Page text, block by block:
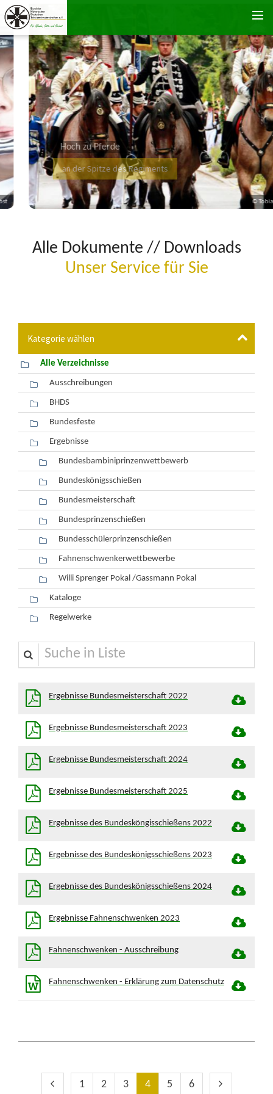
Zum Inhalt springen
© Tobias Herbst
Hoch zu Pferde
an der Spitze des Regiments
Alle Dokumente // Downloads
Unser Service für Sie
Suche in Liste
Ergebnisse Bundesmeisterschaft 2022
Ergebnisse Bundesmeisterschaft 2023
Ergebnisse Bundesmeisterschaft 2024
Ergebnisse Bundesmeisterschaft 2025
Ergebnisse des Bundesköngisschießens 2022
Ergebnisse des Bundeskönigsschießens 2023
Ergebnisse des Bundeskönigsschießens 2024
Ergebnisse Fahnenschwenken 2023
Fahnenschwenken - Ausschreibung
Fahnenschwenken - Erklärung zum Datenschutz
Vorherige Seite
Erste Seite
1 2 3 4 5 6 Nächste
Alle Verzeichnisse
Ausschreibungen
BHDS
Bundesfeste
Ergebnisse
Bundesbambiniprinzenwettbewerb
Bundeskönigsschießen
Bundesmeisterschaft
Bundesprinzenschießen
Bundesschülerprinzenschießen
Fahnenschwenkerwettbewerbe
Willi Sprenger Pokal /Gassmann Pokal
Kataloge
Regelwerke